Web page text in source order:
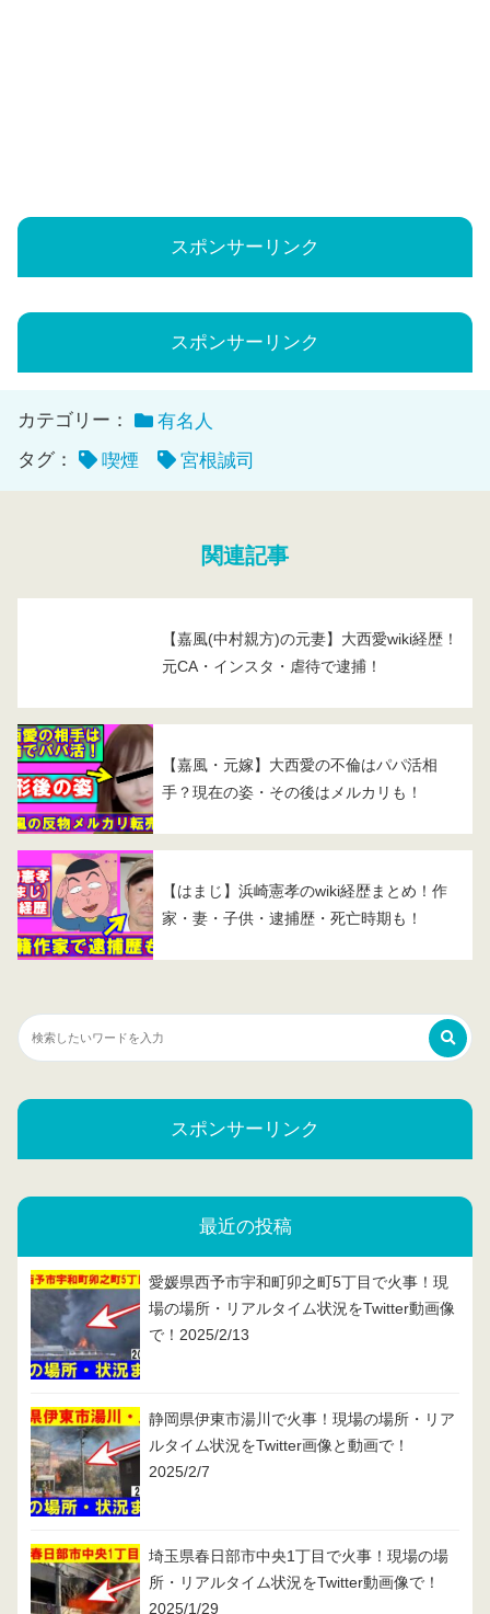
スポンサーリンク
スポンサーリンク
カテゴリー：
有名人
タグ：
喫煙 宮根誠司
関連記事
【嘉風(中村親方)の元妻】大西愛wiki経歴！
元CA・インスタ・虐待で逮捕！
【嘉風・元嫁】大西愛の不倫はパパ活相
手？現在の姿・その後はメルカリも！
【はまじ】浜崎憲孝のwiki経歴まとめ！作
家・妻・子供・逮捕歴・死亡時期も！
スポンサーリンク
最近の投稿
愛媛県西予市宇和町卯之町5丁目で火事！現
場の場所・リアルタイム状況をTwitter動画像
で！2025/2/13
静岡県伊東市湯川で火事！現場の場所・リア
ルタイム状況をTwitter画像と動画で！
2025/2/7
埼玉県春日部市中央1丁目で火事！現場の場
所・リアルタイム状況をTwitter動画像で！
2025/1/29